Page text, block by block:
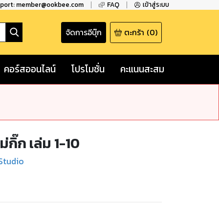
member@ookbee.com FAQ เข้าสู่ระบบ
จัดการอีบุ๊ก ตะกร้า (0)
คอร์สออนไลน์ โปรโมชั่น คะแนนสะสม
กิ๊ก เล่ม 1-10